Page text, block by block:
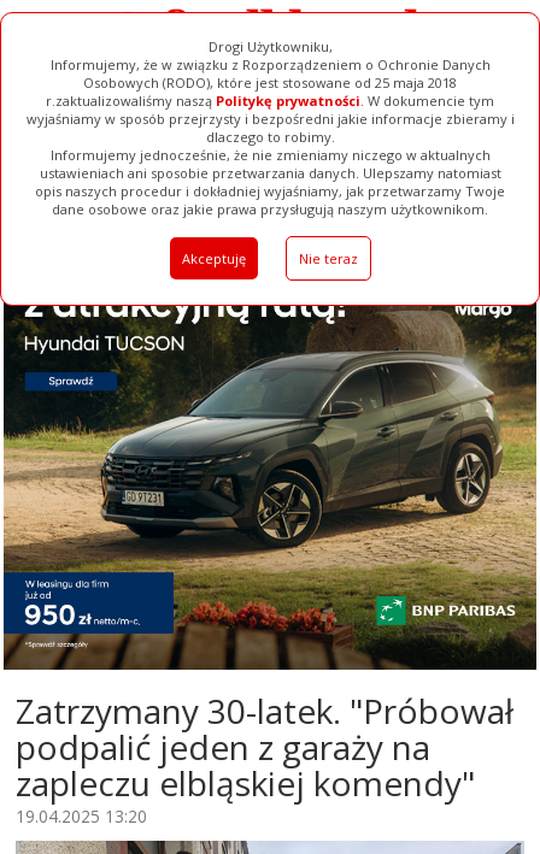
Drogi Użytkowniku,
Informujemy, że w związku z Rozporządzeniem o Ochronie Danych
Osobowych (RODO), które jest stosowane od 25 maja 2018
r.zaktualizowaliśmy naszą Politykę prywatności. W dokumencie tym
wyjaśniamy w sposób przejrzysty i bezpośredni jakie informacje zbieramy i
dlaczego to robimy.
Informujemy jednocześnie, że nie zmieniamy niczego w aktualnych
ustawieniach ani sposobie przetwarzania danych. Ulepszamy natomiast
opis naszych procedur i dokładniej wyjaśniamy, jak przetwarzamy Twoje
dane osobowe oraz jakie prawa przysługują naszym użytkownikom.
Akceptuję Nie teraz
Ogłoszenia Filmy Galerie Baza Firm Pełna Wersja
Zatrzymany 30-latek. "Próbował
podpalić jeden z garaży na
zapleczu elbląskiej komendy"
19.04.2025 13:20